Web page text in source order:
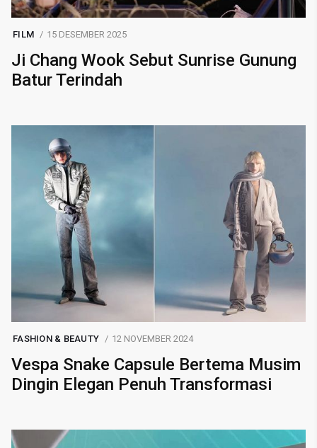
FILM 15 DESEMBER 2025
Ji Chang Wook Sebut Sunrise Gunung
Batur Terindah
FASHION & BEAUTY 12 NOVEMBER 2024
Vespa Snake Capsule Bertema Musim
Dingin Elegan Penuh Transformasi